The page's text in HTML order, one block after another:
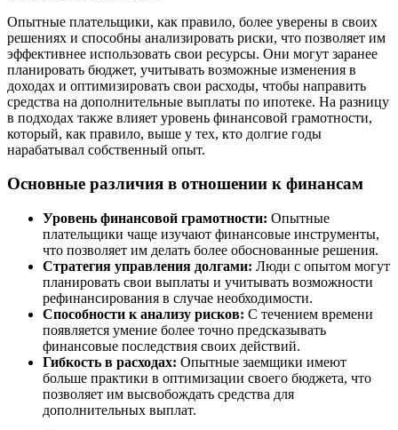
Опытные плательщики, как правило, более уверены в своих
решениях и способны анализировать риски, что позволяет им
эффективнее использовать свои ресурсы. Они могут заранее
планировать бюджет, учитывать возможные изменения в
доходах и оптимизировать свои расходы, чтобы направить
средства на дополнительные выплаты по ипотеке. На разницу
в подходах также влияет уровень финансовой грамотности,
который, как правило, выше у тех, кто долгие годы
нарабатывал собственный опыт.
Основные различия в отношении к финансам
Уровень финансовой грамотности: Опытные
плательщики чаще изучают финансовые инструменты,
что позволяет им делать более обоснованные решения.
Стратегия управления долгами: Люди с опытом могут
планировать свои выплаты и учитывать возможности
рефинансирования в случае необходимости.
Способности к анализу рисков: С течением времени
появляется умение более точно предсказывать
финансовые последствия своих действий.
Гибкость в расходах: Опытные заемщики имеют
больше практики в оптимизации своего бюджета, что
позволяет им высвобождать средства для
дополнительных выплат.